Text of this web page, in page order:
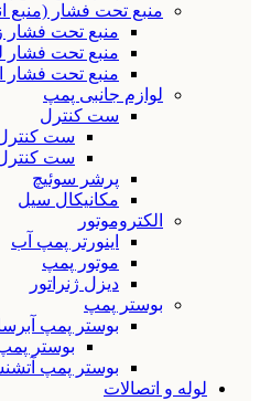
منبع تحت فشار (منبع
منبع تحت فشار
منبع تحت فشار
منبع تحت فشار
لوازم جانبی پمپ
ست کنترل
ست
ست
پرشر سوئیچ
مکانیکال سیل
الکتروموتور
اینورتر پمپ آب
موتور پمپ
دیزل ژنراتور
بوستر پمپ
بوستر پمپ
بوستر
بوستر پمپ
لوله و اتصالات